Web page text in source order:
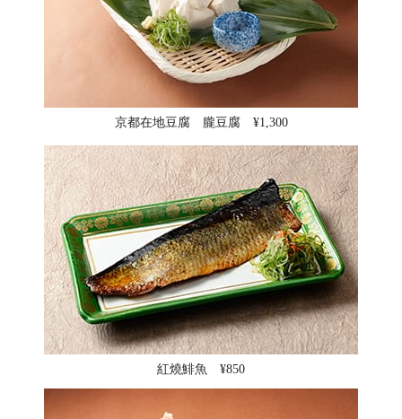
京都在地豆腐 朧豆腐 ¥1,300
紅燒鯡魚 ¥850